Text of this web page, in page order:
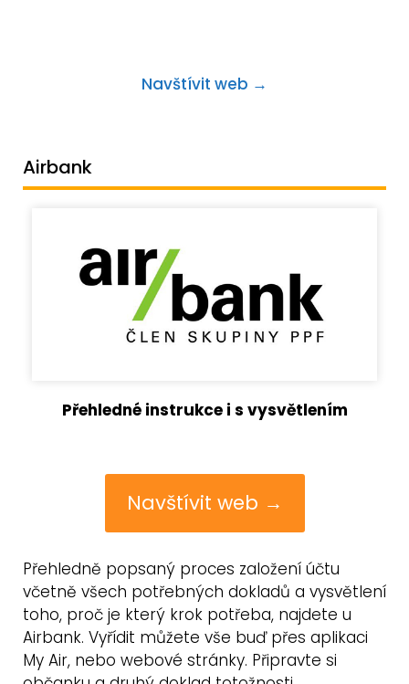
Navštívit web →
Airbank
Přehledné instrukce i s vysvětlením
Navštívit web →
Přehledně popsaný proces založení účtu
včetně všech potřebných dokladů a vysvětlení
toho, proč je který krok potřeba, najdete u
Airbank. Vyřídit můžete vše buď přes aplikaci
My Air, nebo webové stránky. Připravte si